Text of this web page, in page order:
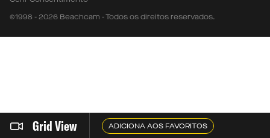
Grid View ADICIONA AOS FAVORITOS
©1998 - 2026 Beachcam - Todos os direitos reservados.